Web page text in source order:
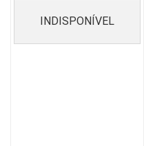
INDISPONÍVEL